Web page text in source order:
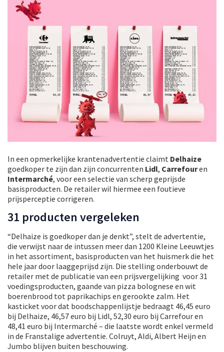
In een opmerkelijke krantenadvertentie claimt Delhaize
goedkoper te zijn dan zijn concurrenten Lidl, Carrefouren
Intermarché, voor een selectie van scherp geprijsde
basisproducten. De retailer wil hiermee een foutieve
prijsperceptie corrigeren.
31 producten vergeleken
“Delhaize is goedkoper dan je denkt”, stelt de advertentie,
die verwijst naar de intussen meer dan 1200 Kleine Leeuwtjes
in het assortiment, basisproducten van het huismerk die het
hele jaar door laaggeprijsd zijn. Die stelling onderbouwt de
retailer met de publicatie van een prijsvergelijking voor 31
voedingsproducten, gaande van pizza bolognese en wit
boerenbrood tot paprikachips en gerookte zalm. Het
kasticket voor dat boodschappenlijstje bedraagt 46,45 euro
bij Delhaize, 46,57 euro bij Lidl, 52,30 euro bij Carrefour en
48,41 euro bij Intermarché – die laatste wordt enkel vermeld
in de Franstalige advertentie. Colruyt, Aldi, Albert Heijn en
Jumbo blijven buiten beschouwing.